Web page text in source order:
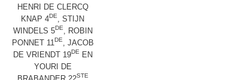
HENRI DE CLERCQ
KNAP 4DE
, STIJN
WINDELS 5DE, ROBIN
PONNET 11DE, JACOB
DE VRIENDT 19DEEN
YOURI DE
STE